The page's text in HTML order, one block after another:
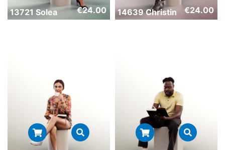
13721 Solea €24.00 14639 Christin €24.00